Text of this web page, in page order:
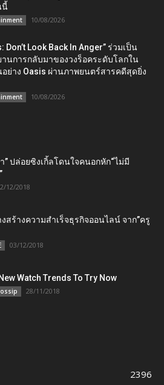
นี้
10/08/2026
Don’t Look Back In Anger” ร่วมเป็น
นการกลับมาของวงร็อคระดับโลกใน
ย่าง Oasis ผ่านภาพยนตร์สารคดีสุดยิ่ง
10/08/2026
” ปล่อยซิงเกิ้ลโดนใจคนอกหัก“ไม่มี
12/2018
สร้างความสำเร็จธุรกิจออนไลน์ จาก”ครู
03/12/2018
Watch Trends To Try Now
28/11/2018
2396